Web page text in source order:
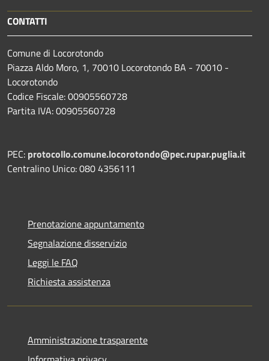
CONTATTI
Comune di Locorotondo
Piazza Aldo Moro, 1, 70010 Locorotondo BA - 70010 -
Locorotondo
Codice Fiscale: 00905560728
Partita IVA: 00905560728
PEC: protocollo.comune.locorotondo@pec.rupar.puglia.it
Centralino Unico: 080 4356111
Prenotazione appuntamento
Segnalazione disservizio
Leggi le FAQ
Richiesta assistenza
Amministrazione trasparente